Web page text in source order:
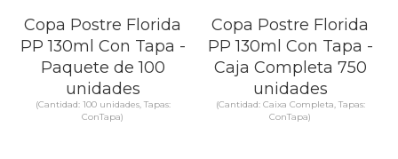
Copa Postre Florida
PP 130ml Con Tapa -
Paquete de 100
unidades
(Cantidad: 100 unidades, Tapas:
ConTapa)
Copa Postre Florida
PP 130ml Con Tapa -
Caja Completa 750
unidades
(Cantidad: Caixa Completa, Tapas:
ConTapa)